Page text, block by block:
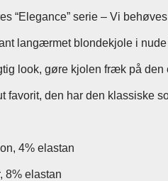
“Elegance” serie – Vi
langærmet blondekjole i nude
look, gøre kjolen fræk på den
favorit, den har den klassiske
4% elastan
8% elastan